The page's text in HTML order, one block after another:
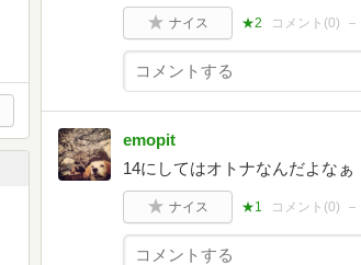
ナイス ★2 コメント(0)
emopit
14にしてはオトナなんだよなぁ
ナイス ★1 コメント(0)